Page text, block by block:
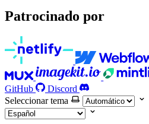
Patrocinado por
GitHub
Discord
Seleccionar tema